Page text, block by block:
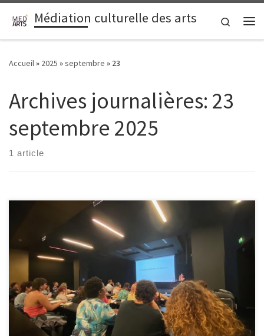
Passer au contenu
Médiation culturelle des arts
Search
Accueil» 2025 »septembre » 23
Archives journalières: 23
septembre 2025
1 article
Mardi 23 septembre les étudiant·es du master médiation culturelle
des arts en année 2 à l’université d’Aix-Marseille et du Diplôme de
narration numérique de l’École supérieur de design de Marseille
ont été accueillis au musée d’Histoire de Marseille avec
l’ensemble des partenaires des projet Ambassadeurs citoyen et La
Folle histoire […]